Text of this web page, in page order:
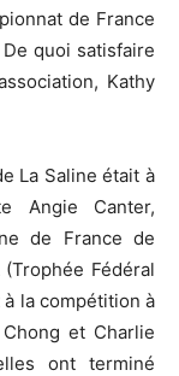
de France
quoi satisfaire
Kathy
La Saline était à
Angie Canter,
de France de
Fédéral
la compétition à
et Charlie
ont terminé